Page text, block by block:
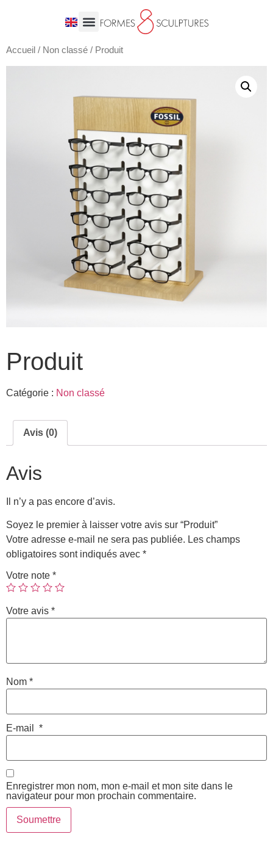
Accueil / Non classé / Produit
Produit
Catégorie : Non classé
Avis (0)
Avis
Il n’y a pas encore d’avis.
Soyez le premier à laisser votre avis sur “Produit”
Votre adresse e-mail ne sera pas publiée. Les champs
obligatoires sont indiqués avec *
Votre note *
Votre avis *
Nom *
E-mail *
Enregistrer mon nom, mon e-mail et mon site dans le
navigateur pour mon prochain commentaire.